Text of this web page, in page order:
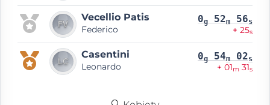
Vecellio Patis
Federico
0g 52m 56s
+ 25s
Casentini
Leonardo
0g 54m 02s
+ 01m 31s